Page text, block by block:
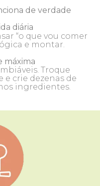
de verdade
diária
“o que vou comer
e montar.
máxima
Troque
crie dezenas de
ingredientes.